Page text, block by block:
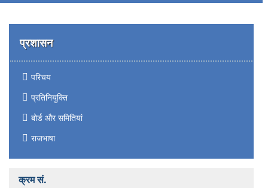
प्रशासन
परिचय
प्रतिनियुक्ति
बोर्ड और समितियां
राजभाषा